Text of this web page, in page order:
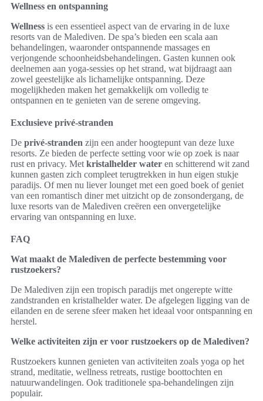
Wellness en ontspanning
Wellness is een essentieel aspect van de ervaring in de luxe
resorts van de Malediven. De spa’s bieden een scala aan
behandelingen, waaronder ontspannende massages en
verjongende schoonheidsbehandelingen. Gasten kunnen ook
deelnemen aan yoga-sessies op het strand, wat bijdraagt aan
zowel geestelijke als lichamelijke ontspanning. Deze
mogelijkheden maken het gemakkelijk om volledig te
ontspannen en te genieten van de serene omgeving.
Exclusieve privé-stranden
De privé-stranden zijn een ander hoogtepunt van deze luxe
resorts. Ze bieden de perfecte setting voor wie op zoek is naar
rust en privacy. Met kristalhelder water en schitterend wit zand
kunnen gasten zich compleet terugtrekken in hun eigen stukje
paradijs. Of men nu liever lounget met een goed boek of geniet
van een romantisch diner met uitzicht op de zonsondergang, de
luxe resorts van de Malediven creëren een onvergetelijke
ervaring van ontspanning en luxe.
FAQ
Wat maakt de Malediven de perfecte bestemming voor
rustzoekers?
De Malediven zijn een tropisch paradijs met ongerepte witte
zandstranden en kristalhelder water. De afgelegen ligging van de
eilanden en de serene sfeer maken het ideaal voor ontspanning en
herstel.
Welke activiteiten zijn er voor rustzoekers op de Malediven?
Rustzoekers kunnen genieten van activiteiten zoals yoga op het
strand, meditatie, wellness retreats, rustige boottochten en
natuurwandelingen. Ook traditionele spa-behandelingen zijn
populair.